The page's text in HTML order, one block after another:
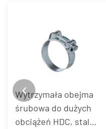
Wytrzymała obejma
śrubowa do dużych
obciążeń HDC, stal